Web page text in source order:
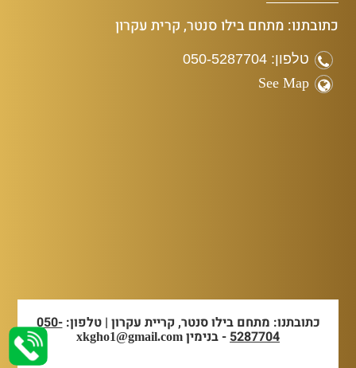
כתובתנו: מתחם בילו סנטר, קרית עקרון
טלפון: 050-5287704
See Map
כתובתנו: מתחם בילו סנטר, קריית עקרון | טלפון:050-
5287704- בנימין xkgho1@gmail.com